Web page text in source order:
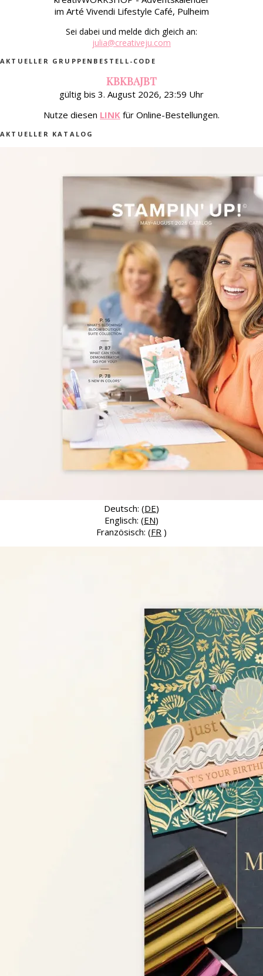
im Arté Vivendi Lifestyle Café, Pulheim
Sei dabei und melde dich gleich an:
julia@creativeju.com
AKTUELLER GRUPPENBESTELL-CODE
KBKBAJBT
gültig bis 3. August 2026, 23:59 Uhr
Nutze diesen LINK für Online-Bestellungen.
AKTUELLER KATALOG
Deutsch: (DE)
Englisch: (EN)
Französisch: (FR )